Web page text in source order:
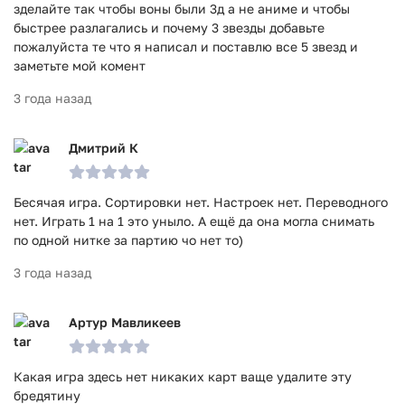
зделайте так чтобы воны были 3д а не аниме и чтобы
быстрее разлагались и почему 3 звезды добавьте
пожалуйста те что я написал и поставлю все 5 звезд и
заметьте мой комент
3 года назад
Дмитрий К
Бесячая игра. Сортировки нет. Настроек нет. Переводного
нет. Играть 1 на 1 это уныло. А ещё да она могла снимать
по одной нитке за партию чо нет то)
3 года назад
Артур Мавликеев
Какая игра здесь нет никаких карт ваще удалите эту
бредятину